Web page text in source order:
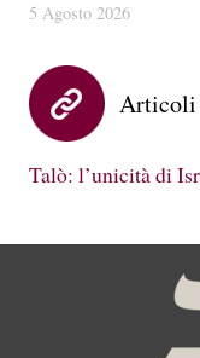
5 Agosto 2026
Articoli
Talò: l’unicità di